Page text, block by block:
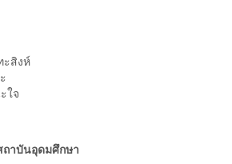
งห์
จ
าบันอุดมศึกษา